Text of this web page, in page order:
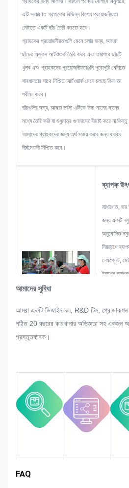
থেকেই
প্রক্রিয়া
এটি সাধারণত গ্রাহকের বিভিন্ন বিশেষ প্রয়োজনীয়তা
মেটাতে একটি ছাঁচ তৈরি করতে হবে।
গ্রাহকের প্রয়োজনীয়তাগুলি মেনে চলার জন্য, আমরা
ছাঁচের অঙ্কন আর্টওয়ার্ক তৈরি করব এবং তারপরে ছাঁচটি
খুলব এবং গ্রাহকদের প্রয়োজনীয়তাগুলি পুরোপুরি মেটাতে
সাবধানতার সাথে নিশ্চিত আর্টওয়ার্ক মেনে চলছে কিনা তা
পরীক্ষা করব।
ছাঁচগুলির জন্য, আমরা সর্বদা এটিকে উচ্চ-মানের মানের
মধ্যে তৈরি করি যা শুধুমাত্র গুণমানের বীমাই করে না কিন্তু
আমাদের গ্রাহকদের জন্য অর্থ সঞ্চয় করার জন্য বারবার
দীর্ঘমেয়াদী নিশ্চিত করে।
ব্যাপক
সাধারণত,
জন্য একটি
অনুমোদিত
নিয়ন্ত্রণে
নেমপ্লেট,
ট্যাগের
জন্য যথাসাধ্য
কঠোর মানের
আমাদের সুবিধা
আমরা একটি ডিজাইন দল, R&D টিম, প্রোডাকশন
গঠিত 20 বছরের কারখানার অভিজ্ঞতা সহ একজন
প্রস্তুতকারক।
শিল্প অভিজ্ঞতা
FAQ